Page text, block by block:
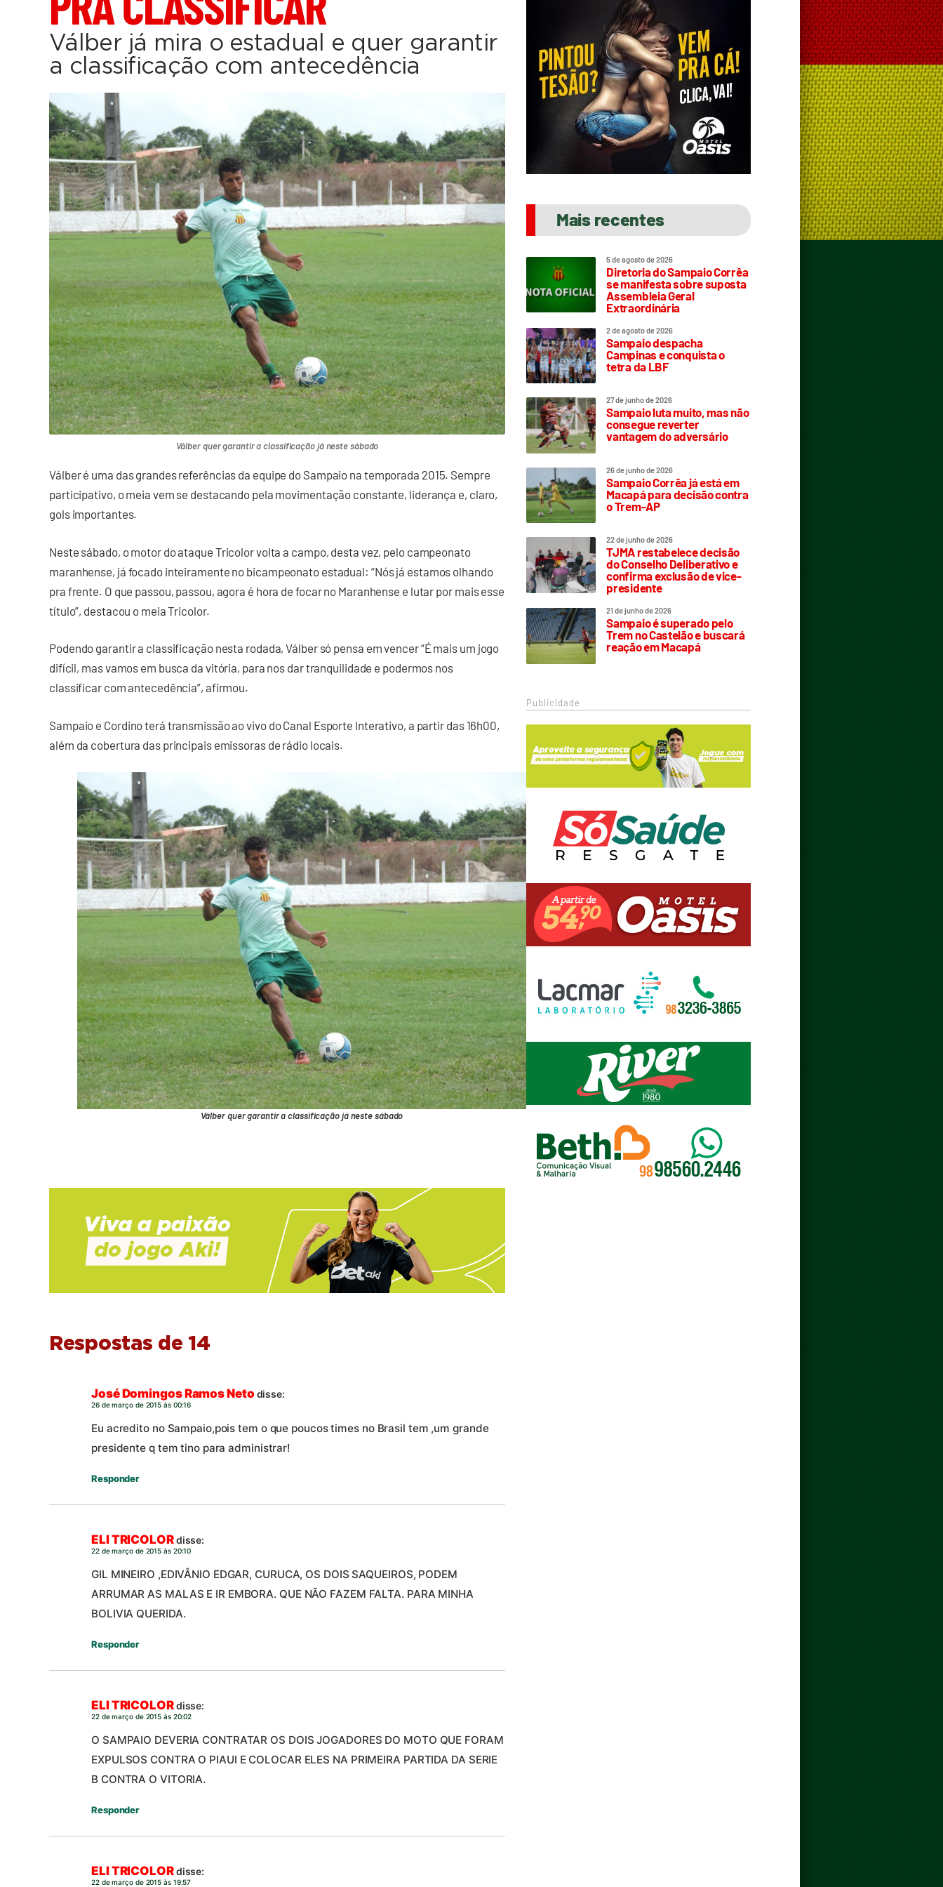
Válber já mira o estadual e quer garantir
a classificação com antecedência
Válber quer garantir a classificação já neste sábado
Válber é uma das grandes referências da equipe do Sampaio na temporada 2015. Sempre
participativo, o meia vem se destacando pela movimentação constante, liderança e, claro,
gols importantes.
Neste sábado, o motor do ataque Tricolor volta a campo, desta vez, pelo campeonato
maranhense, já focado inteiramente no bicampeonato estadual: “Nós já estamos olhando
pra frente. O que passou, passou, agora é hora de focar no Maranhense e lutar por mais esse
título”, destacou o meia Tricolor.
Podendo garantir a classificação nesta rodada, Válber só pensa em vencer “É mais um jogo
difícil, mas vamos em busca da vitória, para nos dar tranquilidade e podermos nos
classificar com antecedência”, afirmou.
Sampaio e Cordino terá transmissão ao vivo do Canal Esporte Interativo, a partir das 16h00,
além da cobertura das principais emissoras de rádio locais.
Válber quer garantir a classificação já neste sábado
Respostas de 14
José Domingos Ramos Neto disse:
26 de março de 2015 às 00:16
Eu acredito no Sampaio,pois tem o que poucos times no Brasil tem ,um grande
presidente q tem tino para administrar!
Responder
ELI TRICOLORdisse:
22 de março de 2015 às 20:10
GIL MINEIRO ,EDIVÂNIO EDGAR, CURUCA, OS DOIS SAQUEIROS, PODEM
ARRUMAR AS MALAS E IR EMBORA. QUE NÃO FAZEM FALTA. PARA MINHA
BOLIVIA QUERIDA.
Responder
ELI TRICOLORdisse:
22 de março de 2015 às 20:02
O SAMPAIO DEVERIA CONTRATAR OS DOIS JOGADORES DO MOTO QUE FORAM
EXPULSOS CONTRA O PIAUI E COLOCAR ELES NA PRIMEIRA PARTIDA DA SERIE
B CONTRA O VITORIA.
Responder
ELI TRICOLORdisse:
22 de março de 2015 às 19:57
Mais recentes
5 de agosto de 2026
Diretoria do Sampaio Corrêa
se manifesta sobre suposta
Assembleia Geral
Extraordinária
2 de agosto de 2026
Sampaio despacha
Campinas e conquista o
tetra da LBF
27 de junho de 2026
Sampaio luta muito, mas não
consegue reverter
vantagem do adversário
26 de junho de 2026
Sampaio Corrêa já está em
Macapá para decisão contra
o Trem-AP
22 de junho de 2026
TJMA restabelece decisão
do Conselho Deliberativo e
confirma exclusão de vice-
presidente
21 de junho de 2026
Sampaio é superado pelo
Trem no Castelão e buscará
reação em Macapá
Publicidade